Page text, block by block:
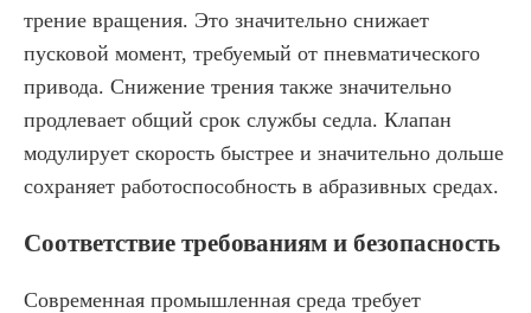
трение вращения. Это значительно снижает
пусковой момент, требуемый от пневматического
привода. Снижение трения также значительно
продлевает общий срок службы седла. Клапан
модулирует скорость быстрее и значительно дольше
сохраняет работоспособность в абразивных средах.
Соответствие требованиям и безопасность
Современная промышленная среда требует